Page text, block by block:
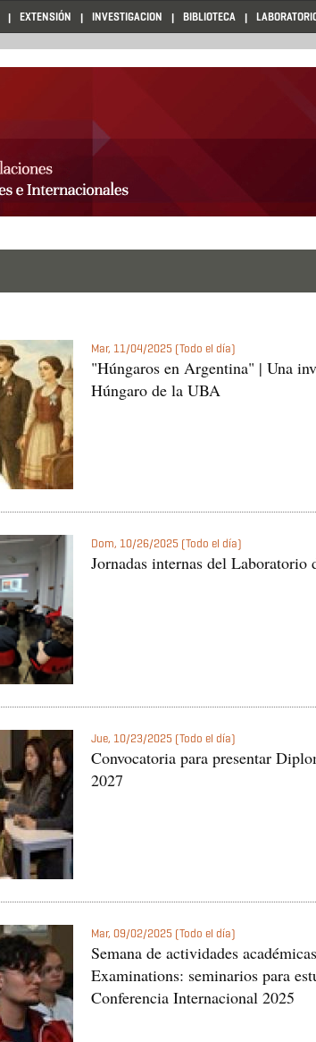
EXTENSIÓN INVESTIGACION BIBLIOTECA
Mar, 11/04/2025 (Todo el día)
"Húngaros en Argentina" | Una
Húngaro de la UBA
Dom, 10/26/2025 (Todo el día)
Jornadas internas del Laboratorio
Jue, 10/23/2025 (Todo el día)
Convocatoria para presentar
2027
Mar, 09/02/2025 (Todo el día)
Semana de actividades
Examinations: seminarios para
Conferencia Internacional 2025